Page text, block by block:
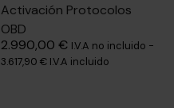
Activación Protocolos
OBD
2.990,00€ I.V.A no incluido -
3.617,90€ I.V.A incluido